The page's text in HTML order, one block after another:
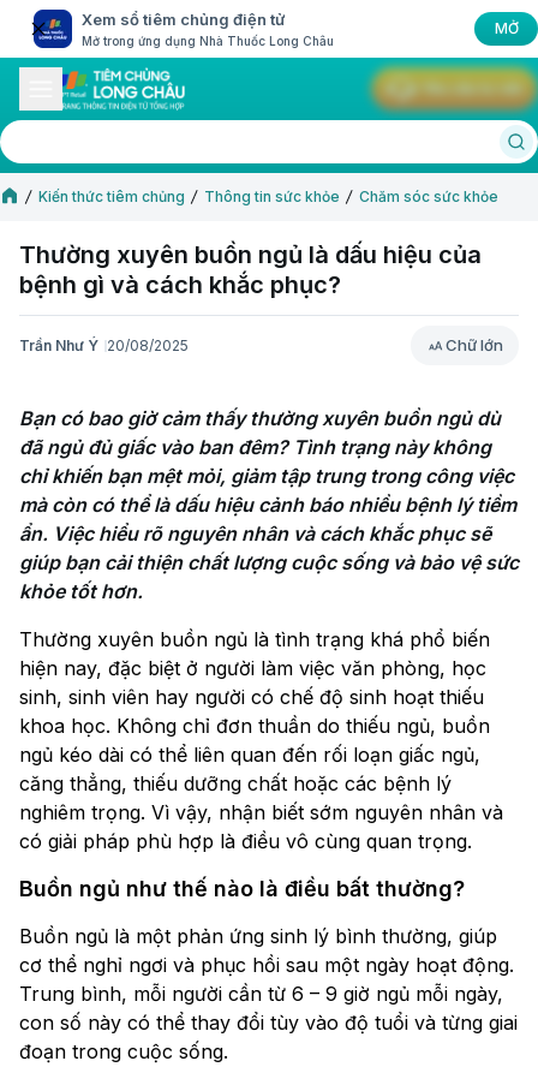
Xem sổ tiêm chủng điện tử
Mở trong ứng dụng Nhà Thuốc Long Châu
MỞ
Kiến thức tiêm chủng Thông tin sức khỏe Chăm sóc sức khỏe
Thường xuyên buồn ngủ​ là dấu hiệu của
bệnh gì và cách khắc phục?
Trần Như Ý 20/08/2025 Chữ lớn
Chữ lớn
Bạn có bao giờ cảm thấy thường xuyên buồn ngủ dù
đã ngủ đủ giấc vào ban đêm? Tình trạng này không
chỉ khiến bạn mệt mỏi, giảm tập trung trong công việc
mà còn có thể là dấu hiệu cảnh báo nhiều bệnh lý tiềm
ẩn. Việc hiểu rõ nguyên nhân và cách khắc phục sẽ
giúp bạn cải thiện chất lượng cuộc sống và bảo vệ sức
khỏe tốt hơn.
Thường xuyên buồn ngủ là tình trạng khá phổ biến
hiện nay, đặc biệt ở người làm việc văn phòng, học
sinh, sinh viên hay người có chế độ sinh hoạt thiếu
khoa học. Không chỉ đơn thuần do thiếu ngủ, buồn
ngủ kéo dài có thể liên quan đến rối loạn giấc ngủ,
căng thẳng, thiếu dưỡng chất hoặc các bệnh lý
nghiêm trọng. Vì vậy, nhận biết sớm nguyên nhân và
có giải pháp phù hợp là điều vô cùng quan trọng.
Buồn ngủ như thế nào là điều bất thường?
Buồn ngủ là một phản ứng sinh lý bình thường, giúp
cơ thể nghỉ ngơi và phục hồi sau một ngày hoạt động.
Trung bình, mỗi người cần từ 6 – 9 giờ ngủ mỗi ngày,
con số này có thể thay đổi tùy vào độ tuổi và từng giai
đoạn trong cuộc sống.